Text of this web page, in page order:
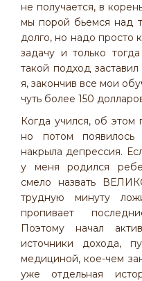
не получается, в
мы порой бьемся над
долго, но надо просто
задачу и только
такой подход
я, закончив все мои
чуть более 150
Когда учился, об этом
но потом
накрыла депрессия.
у меня родился
смело назвать
трудную минуту
пропивает
Поэтому начал
источники дохода,
медициной, кое-чем
уже отдельная